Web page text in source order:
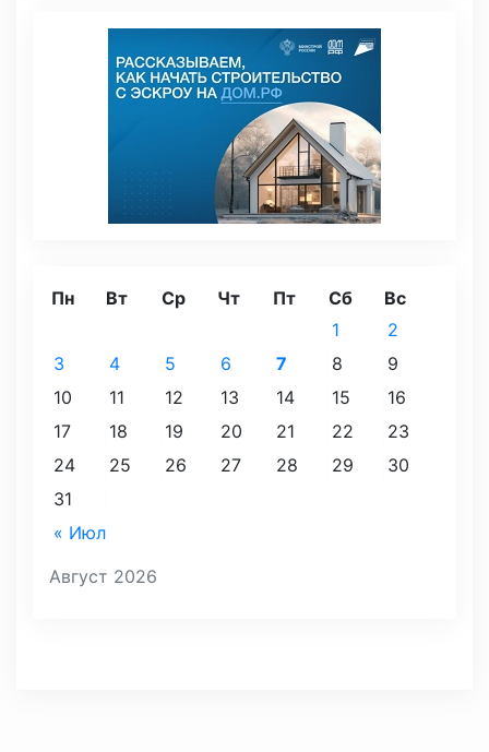
Август 2026
Пн Вт Ср Чт Пт Сб Вс
« Июл
1
2
3
4 5 6 7 8
9
10
11 12 13 14 15
16
17
18 19 20 21 22
23
24
25 26 27 28 29
30
31